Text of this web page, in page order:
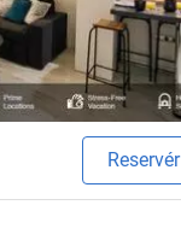
Reservér